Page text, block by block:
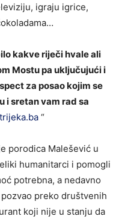
igraju igrice,
kakve riječi hvale ali
Mostu pa uključujući i
za posao kojim se
i sretan vam rad sa
“
porodica Malešević u
humanitarci i pomogli
potrebna, a nedavno
preko društvenih
koji nije u stanju da